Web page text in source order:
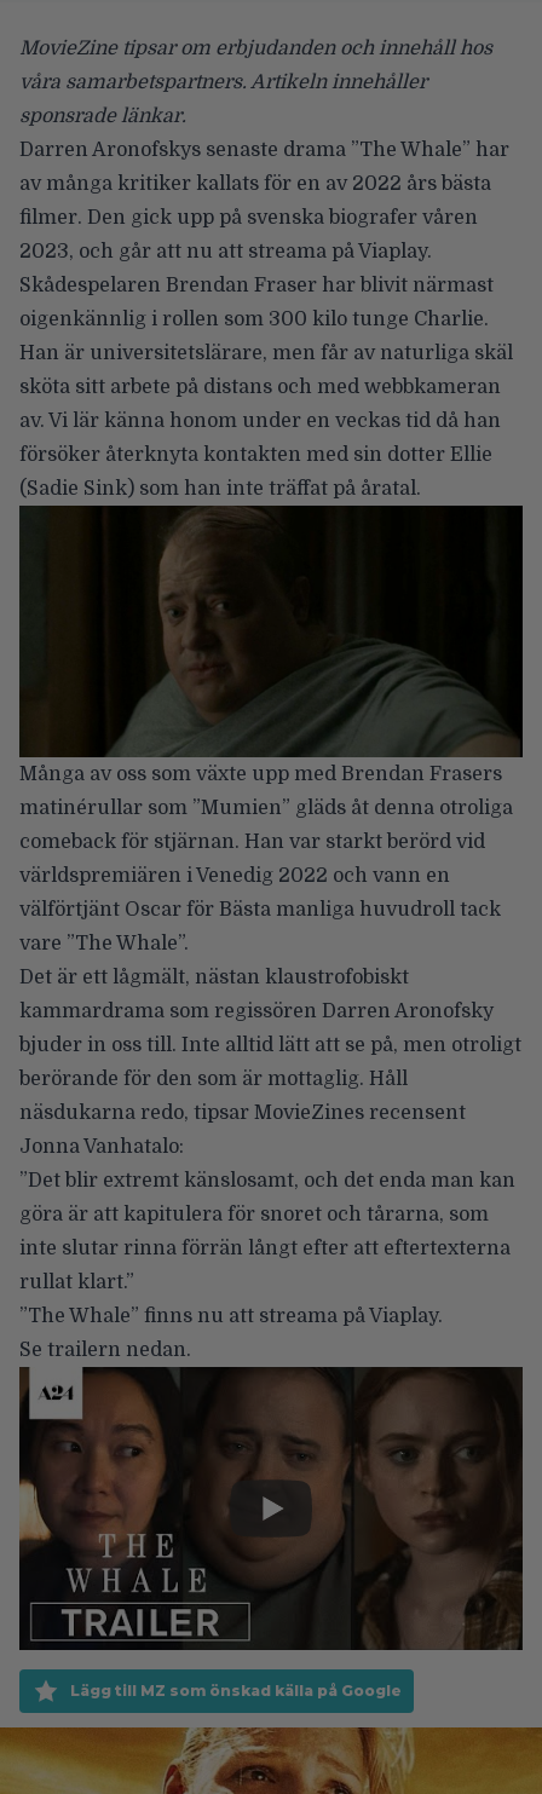
MovieZine tipsar om erbjudanden och innehåll hos
våra samarbetspartners. Artikeln innehåller
sponsrade länkar.
Darren Aronofskys senaste drama ”The Whale” har
av många kritiker kallats för en av 2022 års bästa
filmer. Den gick upp på svenska biografer våren
2023, och går att nu att streama på Viaplay.
Skådespelaren Brendan Fraser har blivit närmast
oigenkännlig i rollen som 300 kilo tunge Charlie.
Han är universitetslärare, men får av naturliga skäl
sköta sitt arbete på distans och med webbkameran
av. Vi lär känna honom under en veckas tid då han
försöker återknyta kontakten med sin dotter Ellie
(Sadie Sink) som han inte träffat på åratal.
Många av oss som växte upp med Brendan Frasers
matinérullar som ”Mumien” gläds åt denna otroliga
comeback för stjärnan. Han var starkt berörd vid
världspremiären i Venedig 2022 och vann en
välförtjänt Oscar för Bästa manliga huvudroll tack
vare ”The Whale”.
Det är ett lågmält, nästan klaustrofobiskt
kammardrama som regissören Darren Aronofsky
bjuder in oss till. Inte alltid lätt att se på, men otroligt
berörande för den som är mottaglig. Håll
näsdukarna redo, tipsar MovieZines recensent
Jonna Vanhatalo:
”Det blir extremt känslosamt, och det enda man kan
göra är att kapitulera för snoret och tårarna, som
inte slutar rinna förrän långt efter att eftertexterna
rullat klart.”
”The Whale” finns nu att streama på Viaplay.
Se trailern nedan.
Lägg till MZ som önskad källa på Google